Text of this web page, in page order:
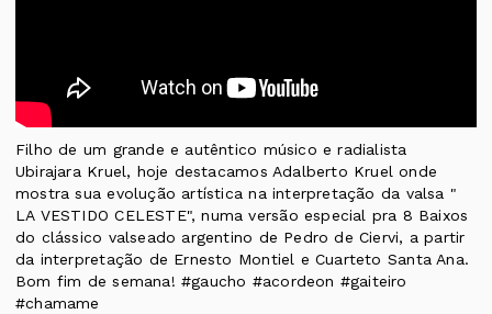
Filho de um grande e autêntico músico e radialista
Ubirajara Kruel, hoje destacamos Adalberto Kruel onde
mostra sua evolução artística na interpretação da valsa "
LA VESTIDO CELESTE", numa versão especial pra 8 Baixos
do clássico valseado argentino de Pedro de Ciervi, a partir
da interpretação de Ernesto Montiel e Cuarteto Santa Ana.
Bom fim de semana! #gaucho #acordeon #gaiteiro
#chamame